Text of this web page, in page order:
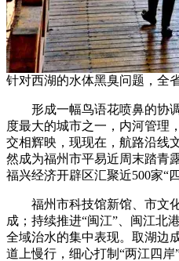
针对西湖的水体黑臭问题，全
形成一幅鸟语花喷鼻的协调
度最大的城市之一，内河管理
交相辉映，现现在，航路沿线
然成为福州市平易近周末踏青
福兴经济开辟区汇聚近500家“
福州市科技馆新馆、市文化
成；持续推进“闽江”、闽江北
全域治水的集中表现。取湖边
道上慢行，细心打制“两江四